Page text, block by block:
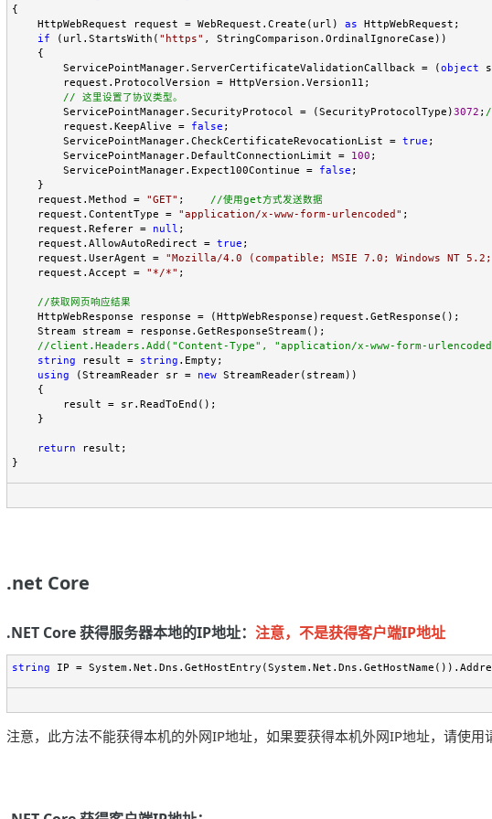
{
    HttpWebRequest request = WebRequest.Create(url)
as HttpWebRequest;
if (url.StartsWith( " https" , StringComparison.OrdinalIgnoreCase))
    {
        ServicePointManager.ServerCertificateValidationCallback = (
object
        request.ProtocolVersion = HttpVersion.Version11;
// 这里设置了协议类型。
        ServicePointManager.SecurityProtocol = (SecurityProtocolType)
3072 ;
        request.KeepAlive =
false ;
        ServicePointManager.CheckCertificateRevocationList =
true ;
        ServicePointManager.DefaultConnectionLimit =
100 ;
        ServicePointManager.Expect100Continue =
false ;
    }
    request.Method =
"GET" ; //使用get方式发送数据
    request.ContentType =
"application/x-www-form-urlencoded " ;
    request.Referer =
null ;
    request.AllowAutoRedirect =
true ;
    request.UserAgent =
"Mozilla/4.0 (compatible; MSIE 7.0; Windows NT 5.2;
    request.Accept =
" */*" ;
//获取网页响应结果
    HttpWebResponse response = (HttpWebResponse)request.GetResponse();
    Stream stream = response.GetResponseStream();
//client.Headers.Add("Content-Type", "application/x-www-form-
string result = string .Empty;
using (StreamReader sr = new StreamReader(stream))
    {
        result = sr.ReadToEnd();
    }
return result;
}
.net Core
.NET Core 获得服务器本地的IP地址： 注意，不是获得客户端IP地址
string IP =
注意，此方法不能获得本机的外网IP地址，如果要获得本机外网IP地址，请使